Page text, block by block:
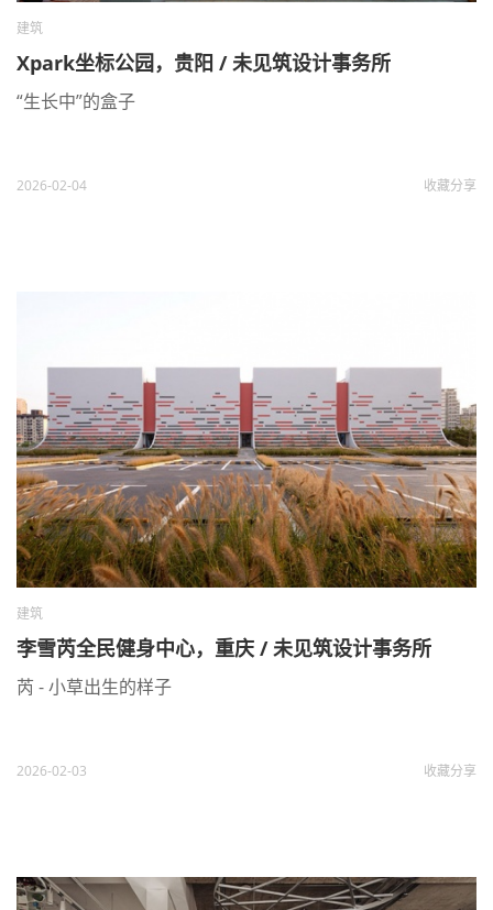
建筑
Xpark坐标公园，贵阳 / 未见筑设计事务所
“生长中”的盒子
2026-02-04 收藏分享
建筑
李雪芮全民健身中心，重庆 / 未见筑设计事务所
芮 - 小草出生的样子
2026-02-03 收藏分享